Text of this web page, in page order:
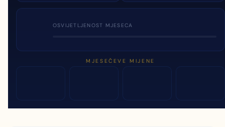
OSVIJETLJENOST MJESECA
MJESEČEVE MIJENE